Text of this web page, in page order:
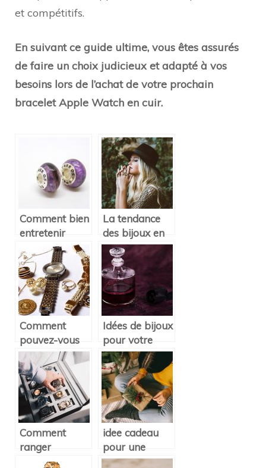
et compétitifs.
En suivant ce guide ultime, vous êtes assurés
de faire un choix judicieux et adapté à vos
besoins lors de l’achat de votre prochain
bracelet Apple Watch en cuir.
Comment bien
entretenir
votre bracelet
Pandora ?
La tendance
des bijoux en
liège
Comment
pouvez-vous
entretenir
votre bracelet?
Idées de bijoux
pour votre
habillement le
soir
d’Halloween
Comment
ranger
correctement
idee cadeau
pour une
petite fille